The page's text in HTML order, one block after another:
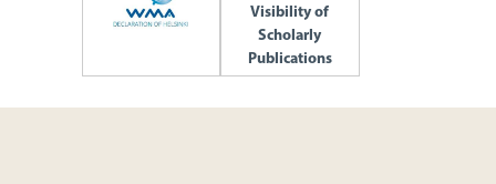
Visibility of
Scholarly
Publications